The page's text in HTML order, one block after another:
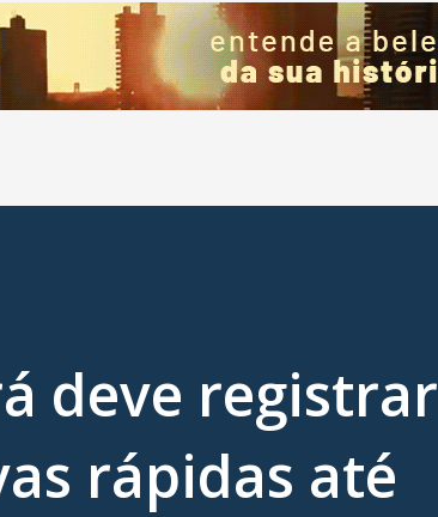
deve registrar
rápidas até